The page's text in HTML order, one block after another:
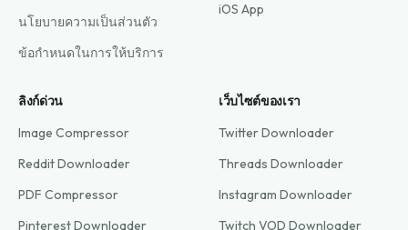
นโยบายความเป็นส่วนตัว
ข้อกำหนดในการให้บริการ
iOS App
ลิงก์ด่วน
Image Compressor
Reddit Downloader
PDF Compressor
Pinterest Downloader
เว็บไซต์ของเรา
Twitter Downloader
Threads Downloader
Instagram Downloader
Twitch VOD Downloader